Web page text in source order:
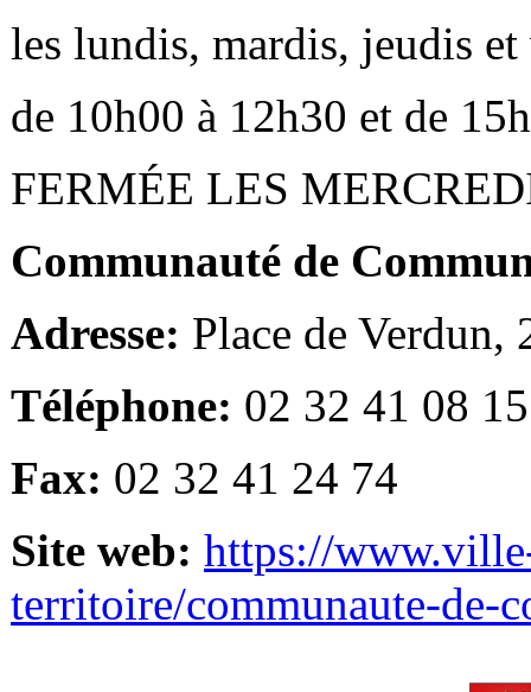
les lundis, mardis, jeudis et
de 10h00 à 12h30 et de
FERMÉE LES
Communauté de
Adresse: Place de Verdun,
Téléphone: 02 32 41 08 15
Fax: 02 32 41 24 74
Site web: https://
territoire/communaute-de-